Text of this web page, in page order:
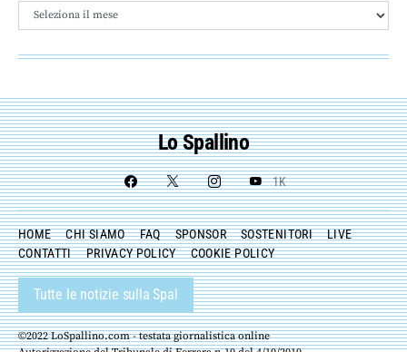
Archivio
Lo Spallino
1K
HOME CHI SIAMO FAQ SPONSOR SOSTENITORI
LIVE
CONTATTI
PRIVACY POLICY COOKIE POLICY
Tutte le notizie sulla Spal
©2022 LoSpallino.com - testata giornalistica online